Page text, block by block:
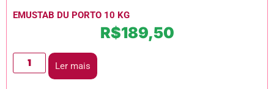
EMUSTAB DU PORTO 10 KG
R$189,50
Ler mais